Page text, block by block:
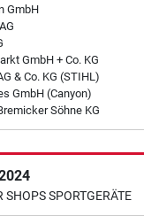
GmbH
GmbH + Co. KG
& Co. KG (STIHL)
GmbH (Canyon)
Söhne KG
SHOPS SPORTGERÄTE